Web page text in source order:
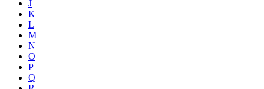
J
K
L
M
N
O
P
Q